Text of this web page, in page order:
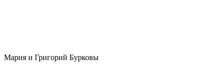
Мария и Григорий Бурковы